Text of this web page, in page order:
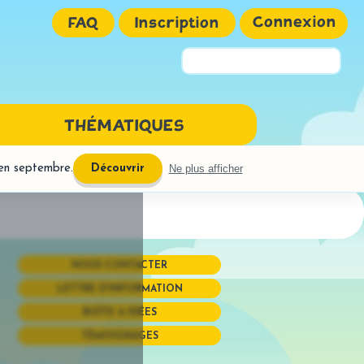
FAQ Inscription Connexion
Mot de passe
THÉMATIQUES
ÉCRIT
semi-dirigées
NOUS CONTACTER
LETTRE D'INFORMATION
BOÎTE À IDÉES
TÉMOIGNAGES
septembre. Découvrir Ne plus afficher